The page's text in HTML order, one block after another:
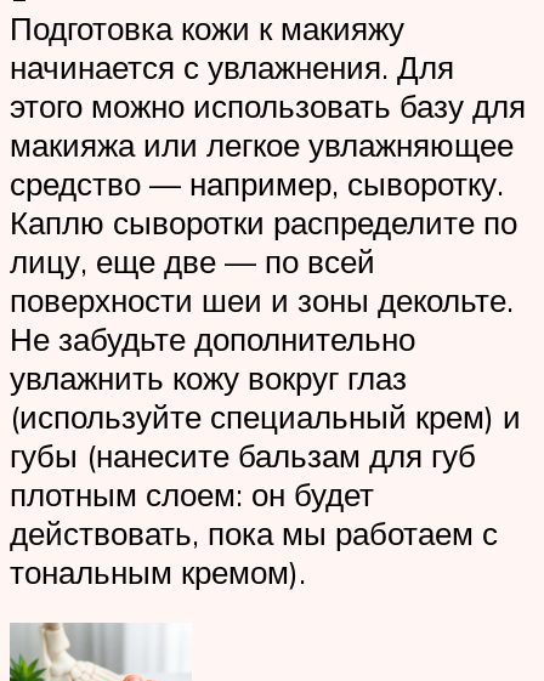
Подготовка кожи к макияжу
начинается с увлажнения. Для
этого можно использовать базу для
макияжа или легкое увлажняющее
средство — например, сыворотку.
Каплю сыворотки распределите по
лицу, еще две — по всей
поверхности шеи и зоны декольте.
Не забудьте дополнительно
увлажнить кожу вокруг глаз
(используйте специальный крем) и
губы (нанесите бальзам для губ
плотным слоем: он будет
действовать, пока мы работаем с
тональным кремом).